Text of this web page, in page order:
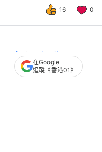
16 0
國際 即時國際
特朗普訪華｜波
在Google
追蹤《香港01》